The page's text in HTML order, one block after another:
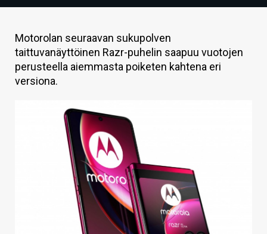
TECHBBS
TIETOA
HINTA.FI
KAUPPA
Motorolan seuraavan sukupolven
taittuvanäyttöinen Razr-puhelin saapuu vuotojen
perusteella aiemmasta poiketen kahtena eri
versiona.